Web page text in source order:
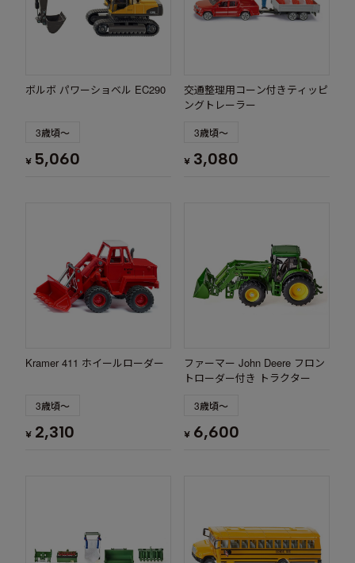
ボルボ パワーショベル EC290
3歳頃～
¥ 5,060
交通整理用コーン付きティッピ
ングトレーラー
3歳頃～
¥ 3,080
Kramer 411 ホイールローダー
3歳頃～
¥ 2,310
ファーマー John Deere フロン
トローダー付き トラクター
3歳頃～
¥ 6,600